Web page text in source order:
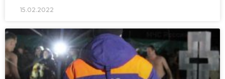
15.02.2022